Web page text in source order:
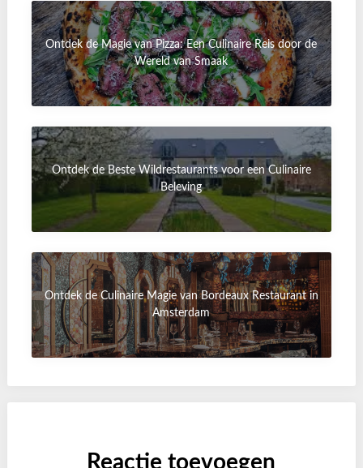
Ontdek de Magie van Pizza: Een Culinaire Reis door de
Wereld van Smaak
Ontdek de Beste Wildrestaurants voor een Culinaire
Beleving
Ontdek de Culinaire Magie van Bordeaux Restaurant in
Amsterdam
Reactie toevoegen